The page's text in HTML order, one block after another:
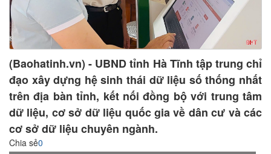
(Baohatinh.vn) - UBND tỉnh Hà Tĩnh tập trung chỉ
đạo xây dựng hệ sinh thái dữ liệu số thống nhất
trên địa bàn tỉnh, kết nối đồng bộ với trung tâm
dữ liệu, cơ sở dữ liệu quốc gia về dân cư và các
cơ sở dữ liệu chuyên ngành.
Chia sẻ0